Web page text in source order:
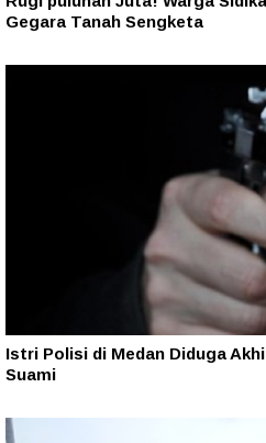
Gegara Tanah Sengketa
Istri Polisi di Medan Diduga
Suami